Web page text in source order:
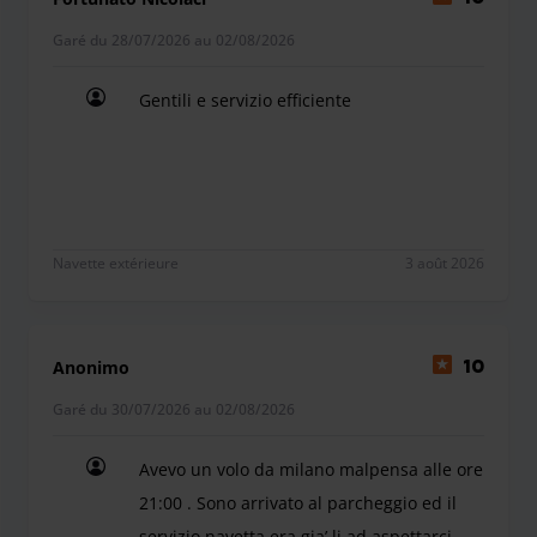
Garé du 28/07/2026 au 02/08/2026
Gentili e servizio efficiente
Navette extérieure 3 août 2026
Anonimo 10
Garé du 30/07/2026 au 02/08/2026
Avevo un volo da milano malpensa alle ore
21:00 . Sono arrivato al parcheggio ed il